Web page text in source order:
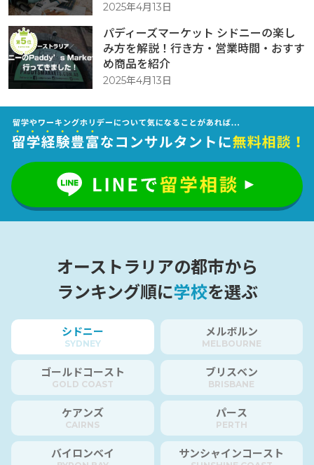
2025年4月13日
パディーズマーケット シドニーの楽し
み方を解説！行き方・営業時間・おすす
め商品を紹介
2025年4月13日
オーストラリアの都市から
ランキング順に学校を選ぶ
シドニー
SYDNEY
メルボルン
MELBOURNE
ゴールドコースト
GOLD COAST
ブリスベン
BRISBANE
ケアンズ
CAIRNS
パース
PERTH
バイロンベイ サンシャインコースト